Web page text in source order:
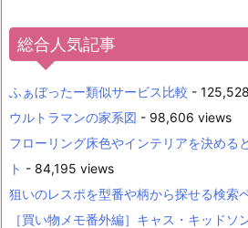
総合人気記事
ふぁぼったー類似サービス比較 -
ウルトラマンの家系図 - 98,606 views
フローリング床色やインテリアを決める
ト - 84,195 views
狙いのレスポを型番や柄から探せる検索
［買い物メモ番外編］キャス・キッドソ